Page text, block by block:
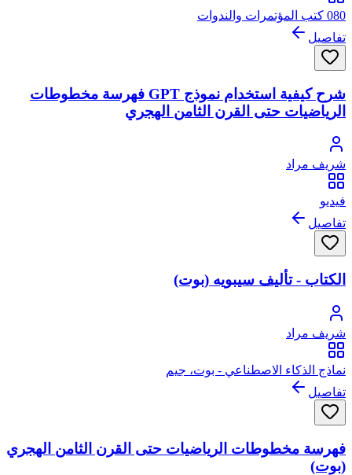
080 كتب المؤتمرات والندوات
تفاصيل
شرح كيفية استخدام نموذج GPT فهرسة مخطوطات
الرياضيات حتى القرن الثامن الهجري
شريف مراد
فيديو
تفاصيل
الكتاب - تأليف سيبويه (بوت)
شريف مراد
نماذج الذكاء الاصطناعي - بوت، جيم
تفاصيل
فهرسة مخطوطات الرياضيات حتى القرن الثامن الهجري
(بوت)